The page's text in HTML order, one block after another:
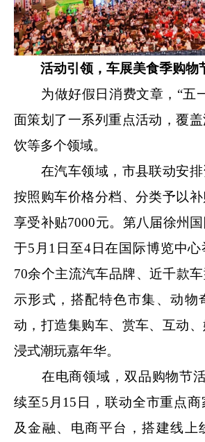
活动引领，车展美食季购物
为做好假日消费文章，“五
面策划了一系列重点活动，覆
饮等多个领域。
在汽车领域，市县联动安排
按照购车价格分档、分类予以
享受补贴7000元。第八届徐州
于5月1日至4日在国际博览中
70余个主流汽车品牌、近千款
示形式，搭配特色市集、动物
动，打造集购车、赏车、互动
浸式潮玩嘉年华。
在电商领域，双品购物节活
续至5月15日，联动全市重点
及金融、电商平台，搭建线上